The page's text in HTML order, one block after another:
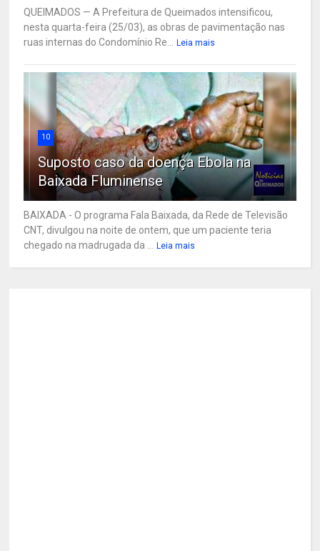
QUEIMADOS — A Prefeitura de Queimados intensificou,
nesta quarta-feira (25/03), as obras de pavimentação nas
ruas internas do Condomínio Re...
Leia mais
10
Suposto caso da doença Ebola na
Baixada Fluminense
BAIXADA - O programa Fala Baixada, da Rede de Televisão
CNT, divulgou na noite de ontem, que um paciente teria
chegado na madrugada da ...
Leia mais